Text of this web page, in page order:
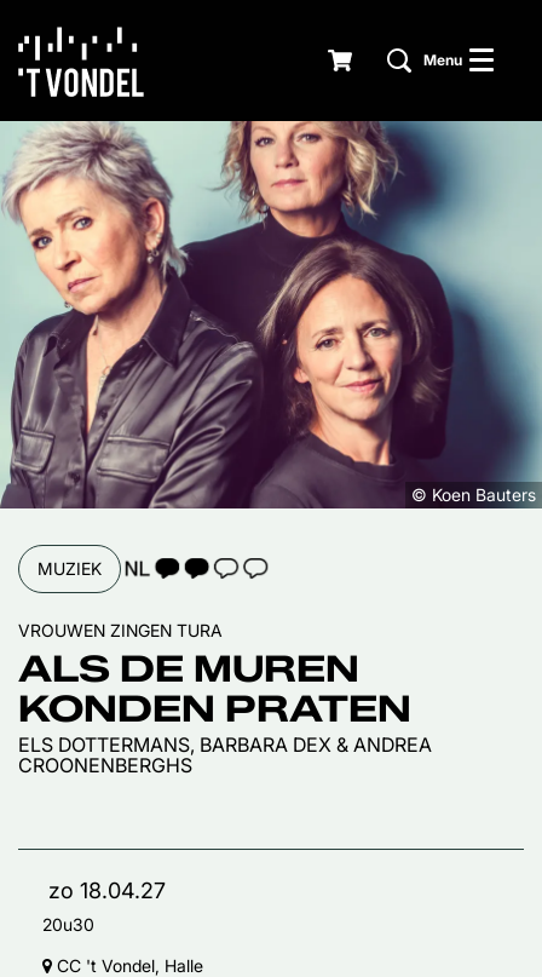
Menu
© Koen Bauters
MUZIEK TAALICOON 2
ALS DE MUREN
KONDEN PRATEN
ELS DOTTERMANS, BARBARA DEX & ANDREA
CROONENBERGHS
VROUWEN ZINGEN TURA
zo 18.04.27
20u30
CC 't Vondel, Halle